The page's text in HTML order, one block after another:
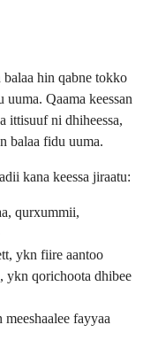
balaa hin qabne tokko
uuma. Qaama keessan
ittisuuf ni dhiheessa,
balaa fidu uuma.
kana keessa jiraatu:
qurxummii,
ykn fiire aantoo
ykn qorichoota dhibee
fayyaa